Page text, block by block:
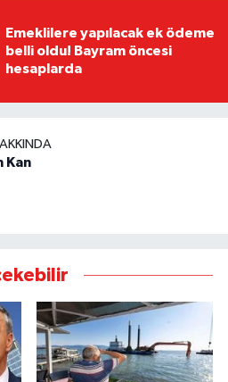
Emeklilere yapılacak ek ödeme
belli oldu! Bayram öncesi
hesaplarda
Kan